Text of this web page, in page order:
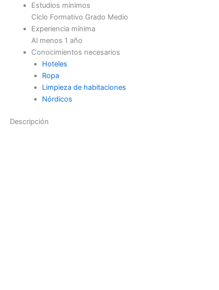
Estudios mínimos
Ciclo Formativo Grado Medio
Experiencia mínima
Al menos 1 año
Conocimientos necesarios
Hoteles
Ropa
Limpieza de habitaciones
Nórdicos
Descripción